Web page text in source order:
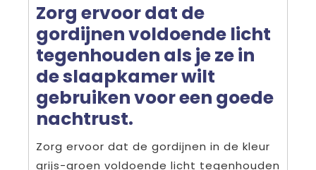
Zorg ervoor dat de
gordijnen voldoende licht
tegenhouden als je ze in
de slaapkamer wilt
gebruiken voor een goede
nachtrust.
Zorg ervoor dat de gordijnen in de kleur
grijs-groen voldoende licht tegenhouden